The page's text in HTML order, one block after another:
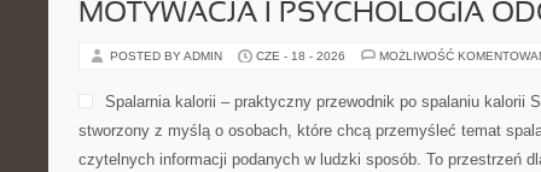
MOTYWACJA I PSYCHOLOGIA
POSTED BY ADMIN CZE - 18 - 2026 MOŻLIWOŚĆ
Spalarnia kalorii – praktyczny przewodnik po spalaniu kalorii
stworzony z myślą o osobach, które chcą przemyśleć temat
czytelnych informacji podanych w ludzki sposób. To przestrzeń